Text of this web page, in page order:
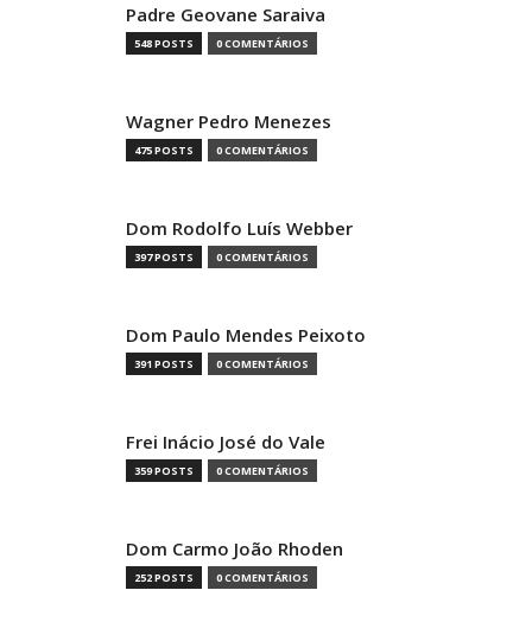
Padre Geovane Saraiva
548 POSTS 0 COMENTÁRIOS
Wagner Pedro Menezes
475 POSTS 0 COMENTÁRIOS
Dom Rodolfo Luís Webber
397 POSTS 0 COMENTÁRIOS
Dom Paulo Mendes Peixoto
391 POSTS 0 COMENTÁRIOS
Frei Inácio José do Vale
359 POSTS 0 COMENTÁRIOS
Dom Carmo João Rhoden
252 POSTS 0 COMENTÁRIOS